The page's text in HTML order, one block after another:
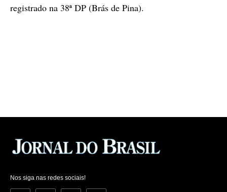
registrado na 38ª DP (Brás de Pina).
Nos siga nas redes sociais!